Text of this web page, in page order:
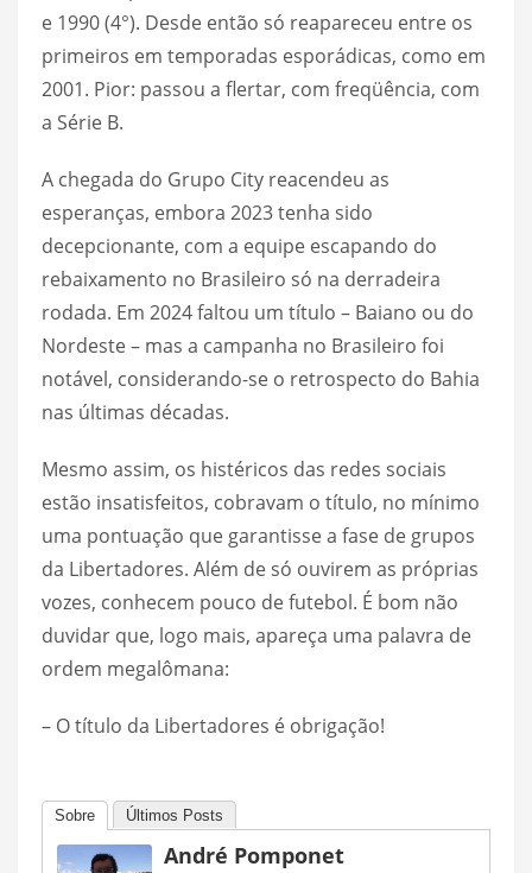
e 1990 (4°). Desde então só reapareceu entre os
primeiros em temporadas esporádicas, como em
2001. Pior: passou a flertar, com freqüência, com
a Série B.
A chegada do Grupo City reacendeu as
esperanças, embora 2023 tenha sido
decepcionante, com a equipe escapando do
rebaixamento no Brasileiro só na derradeira
rodada. Em 2024 faltou um título – Baiano ou do
Nordeste – mas a campanha no Brasileiro foi
notável, considerando-se o retrospecto do Bahia
nas últimas décadas.
Mesmo assim, os histéricos das redes sociais
estão insatisfeitos, cobravam o título, no mínimo
uma pontuação que garantisse a fase de grupos
da Libertadores. Além de só ouvirem as próprias
vozes, conhecem pouco de futebol. É bom não
duvidar que, logo mais, apareça uma palavra de
ordem megalômana:
– O título da Libertadores é obrigação!
Sobre Últimos Posts
André Pomponet